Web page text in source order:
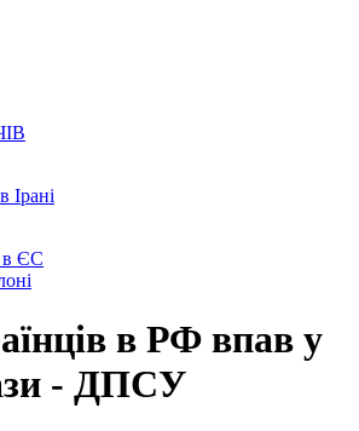
Ірані
в ЄС
в РФ впав у
- ДПСУ